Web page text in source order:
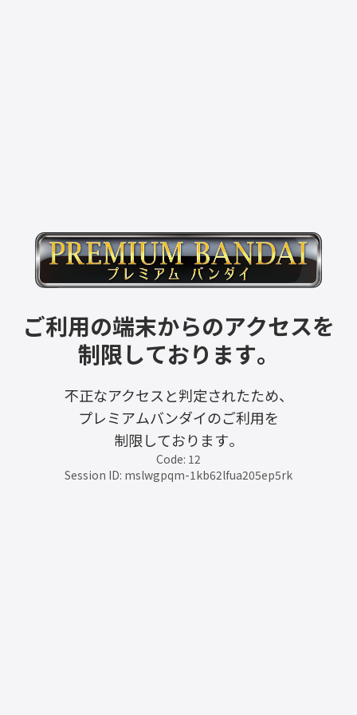
ご利用の端末からのアクセスを
制限しております。
不正なアクセスと判定されたため、
プレミアムバンダイのご利用を
制限しております。
Code: 12
Session ID: mslwgpqm-1kb62lfua205ep5rk